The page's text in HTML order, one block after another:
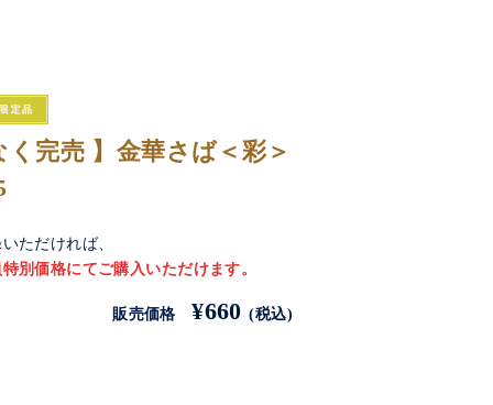
完売 】金華さば＜彩＞
ただければ、
別価格にてご購入いただけます。
販売価格 ¥660(税込)